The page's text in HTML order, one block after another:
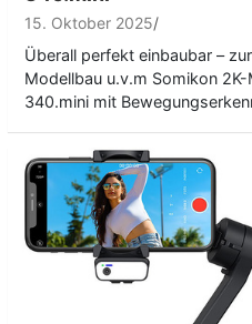
15. Oktober 2025
Überall perfekt einbaubar –
Modellbau u.v.m Somikon
340.mini mit